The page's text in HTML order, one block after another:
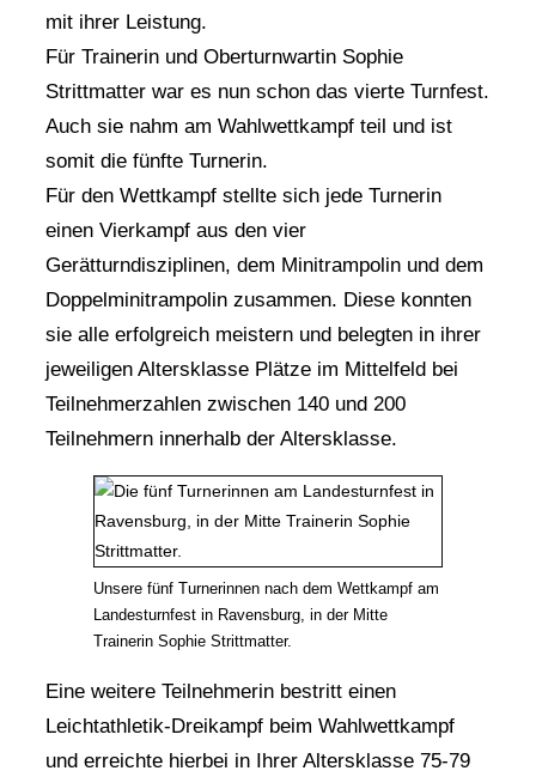
mit ihrer Leistung.
Für Trainerin und Oberturnwartin Sophie
Strittmatter war es nun schon das vierte Turnfest.
Auch sie nahm am Wahlwettkampf teil und ist
somit die fünfte Turnerin.
Für den Wettkampf stellte sich jede Turnerin
einen Vierkampf aus den vier
Gerätturndisziplinen, dem Minitrampolin und dem
Doppelminitrampolin zusammen. Diese konnten
sie alle erfolgreich meistern und belegten in ihrer
jeweiligen Altersklasse Plätze im Mittelfeld bei
Teilnehmerzahlen zwischen 140 und 200
Teilnehmern innerhalb der Altersklasse.
Unsere fünf Turnerinnen nach dem Wettkampf am
Landesturnfest in Ravensburg, in der Mitte
Trainerin Sophie Strittmatter.
Eine weitere Teilnehmerin bestritt einen
Leichtathletik-Dreikampf beim Wahlwettkampf
und erreichte hierbei in Ihrer Altersklasse 75-79